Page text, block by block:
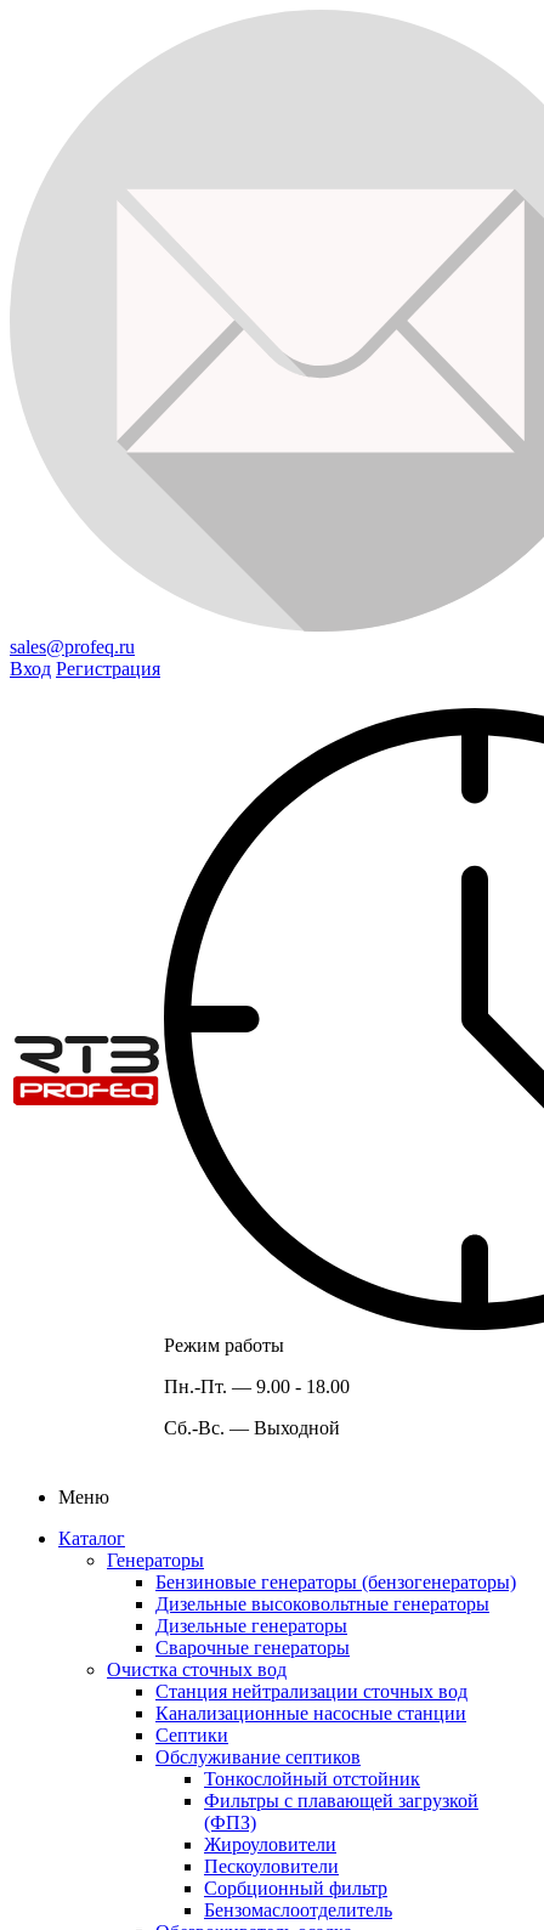
sales@profeq.ru
Вход Регистрация
Режим работы
Пн.-Пт. — 9.00 - 18.00
Сб.-Вс. — Выходной
Меню
Каталог
Генераторы
Бензиновые генераторы (бензогенераторы)
Дизельные высоковольтные генераторы
Дизельные генераторы
Сварочные генераторы
Очистка сточных вод
Станция нейтрализации сточных вод
Канализационные насосные станции
Септики
Обслуживание септиков
Тонкослойный отстойник
Фильтры с плавающей загрузкой
(ФПЗ)
Жироуловители
Пескоуловители
Сорбционный фильтр
Бензомаслоотделитель